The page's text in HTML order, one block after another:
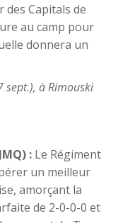
des Capitals de
au camp pour
donnera un
sept.), à Rimouski
: Le Régiment
un meilleur
amorçant la
de 2-0-0-0 et